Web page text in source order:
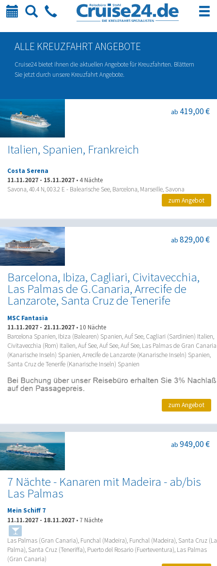
Kalender
SucheTelefon
ALLE KREUZFAHRT ANGEBOTE
Cruise24 bietet ihnen die aktuellen Angebote für Kreuzfahrten. Blättern
Sie jetzt durch unsere Kreuzfahrt Angebote.
Italien, Spanien, Frankreich
ab 419,00 €
Costa Serena
11.11.2027 - 15.11.2027 •4 Nächte
Savona, 40.4 N, 003.2 E - Balearische See, Barcelona, Marseille, Savona
zum Angebot
Barcelona, Ibiza, Cagliari, Civitavecchia,
Las Palmas de G.Canaria, Arrecife de
Lanzarote, Santa Cruz de Tenerife
ab 829,00 €
MSC Fantasia
11.11.2027 - 21.11.2027 • 10 Nächte
Barcelona Spanien, Ibiza (Balearen) Spanien, Auf See, Cagliari (Sardinien) Italien,
Civitavecchia (Rom) Italien, Auf See, Auf See, Auf See, Las Palmas de Gran Canaria
(Kanarische Inseln) Spanien, Arrecife de Lanzarote (Kanarische Inseln) Spanien,
Santa Cruz de Tenerife (Kanarische Inseln) Spanien
zum Angebot
7 Nächte - Kanaren mit Madeira - ab/bis
Las Palmas
ab 949,00 €
Mein Schiff 7
11.11.2027 - 18.11.2027 • 7 Nächte
Las Palmas (Gran Canaria), Funchal (Madeira), Funchal (Madeira), Santa Cruz (La
Palma), Santa Cruz (Teneriffa), Puerto del Rosario (Fuerteventura), Las Palmas
(Gran Canaria)